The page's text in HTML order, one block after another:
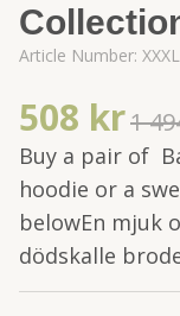
Article Number: XXXL
508 kr1
Buy a pair of
hoodie or a
belowEn mjuk
dödskalle